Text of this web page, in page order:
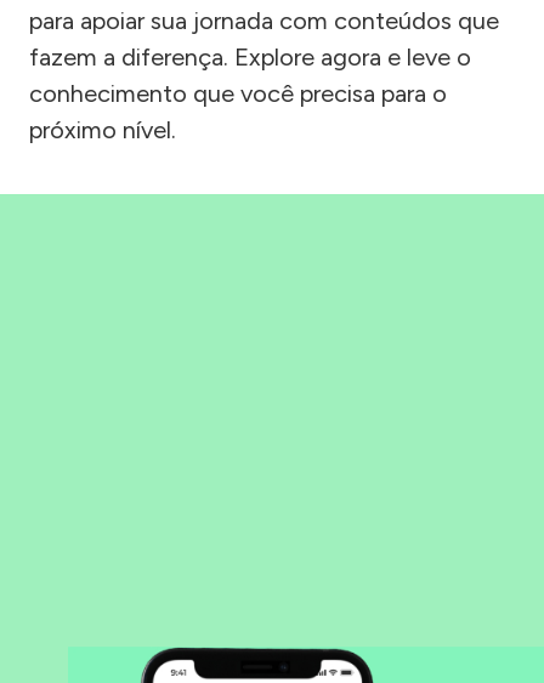
para apoiar sua jornada com conteúdos que
fazem a diferença. Explore agora e leve o
conhecimento que você precisa para o
próximo nível.